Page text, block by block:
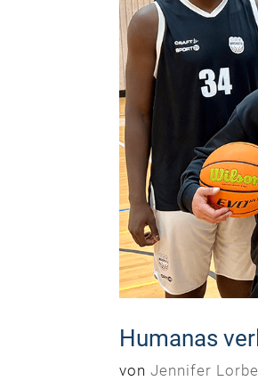
Humanas
vonJennifer